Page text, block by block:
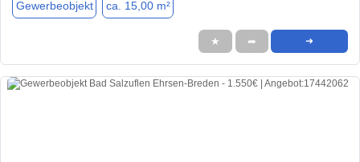
Gewerbeobjekt ca. 15,00 m²
★ ➦ ➜